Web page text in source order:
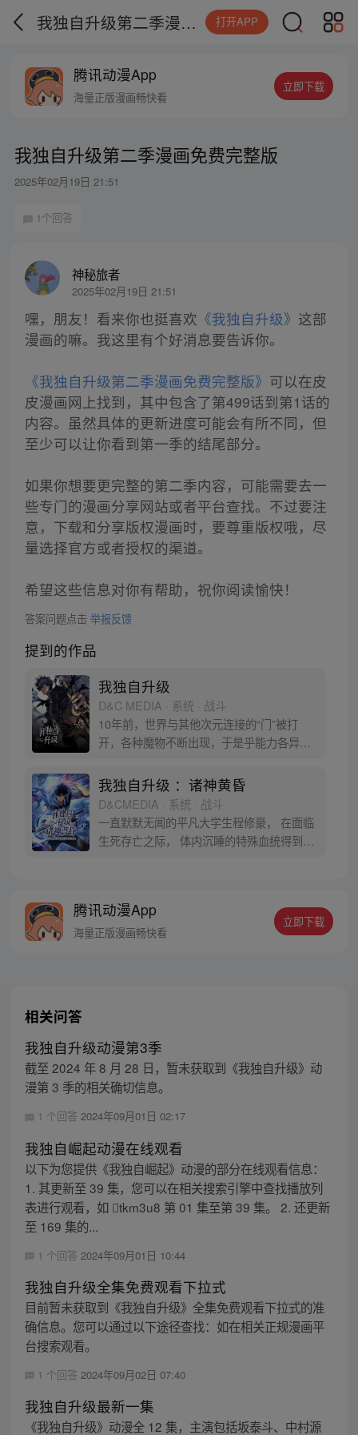
我独自升级第二季漫画免费完整版 打开APP
腾讯动漫App
海量正版漫画畅快看
立即下载
我独自升级第二季漫画免费完整版
2025年02月19日 21:51
1个回答
神秘旅者
2025年02月19日 21:51
嘿，朋友！看来你也挺喜欢 《我独自升级》 这部
漫画的嘛。我这里有个好消息要告诉你。
《我独自升级第二季漫画免费完整版》 可以在皮
皮漫画网上找到，其中包含了第499话到第1话的
内容。虽然具体的更新进度可能会有所不同，但
至少可以让你看到第一季的结尾部分。
如果你想要更完整的第二季内容，可能需要去一
些专门的漫画分享网站或者平台查找。不过要注
意，下载和分享版权漫画时，要尊重版权哦，尽
量选择官方或者授权的渠道。
希望这些信息对你有帮助，祝你阅读愉快！
答案问题点击 举报反馈
提到的作品
我独自升级
D&C MEDIA · 系统 · 战斗
10年前，世界与其他次元连接的“门”被打
开，各种魔物不断出现，于是乎能力各异的
是一名实力最弱的E级猎人，在一次挑战任
务中，遇到了可怕的隐藏挑战。生死存亡之
际，他居然获得了升级系统！在系统的利用
下，他能成为最强猎人吗？
我独自升级 ：诸神黄昏
D&CMEDIA · 系统 · 战斗
一直默默无闻的平凡大学生程修豪， 在面临
生死存亡之际， 体内沉睡的特殊血统得到觉
腾讯动漫App
海量正版漫画畅快看
立即下载
相关问答
我独自升级动漫第3季
截至 2024 年 8 月 28 日，暂未获取到《我独自升级》动
漫第 3 季的相关确切信息。
1 个回答 2024年09月01日 02:17
我独自崛起动漫在线观看
以下为您提供《我独自崛起》动漫的部分在线观看信息：
1. 其更新至 39 集，您可以在相关搜索引擎中查找播放列
表进行观看，如 tkm3u8 第 01 集至第 39 集。 2. 还更新
至 169 集的...
1 个回答 2024年09月01日 10:44
我独自升级全集免费观看下拉式
目前暂未获取到《我独自升级》全集免费观看下拉式的准
确信息。您可以通过以下途径查找：如在相关正规漫画平
台搜索观看。
1 个回答 2024年09月02日 07:40
我独自升级最新一集
《我独自升级》动漫全 12 集，主演包括坂泰斗、中村源